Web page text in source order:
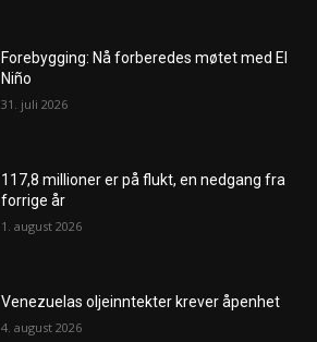
Forebygging: Nå forberedes møtet med El
Niño
31. juli 2026
117,8 millioner er på flukt, en nedgang fra
forrige år
1. august 2026
Venezuelas oljeinntekter krever åpenhet
4. august 2026